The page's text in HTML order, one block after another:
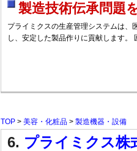
製造技術伝承問題
プライミクスの生産管理システムは、
し、安定した製品作りに貢献します。
TOP > 美容・化粧品 > 製造機器・設備
6. プライミクス株